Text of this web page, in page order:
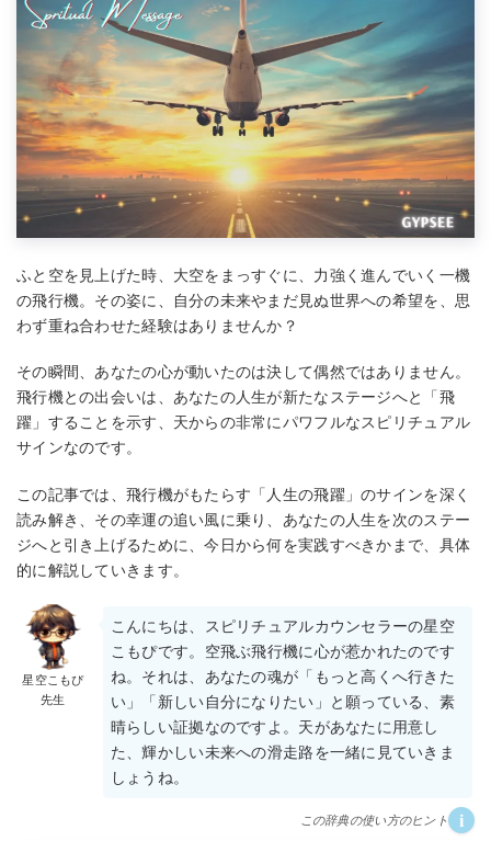
ふと空を見上げた時、大空をまっすぐに、力強く進んでいく一機
の飛行機。その姿に、自分の未来やまだ見ぬ世界への希望を、思
わず重ね合わせた経験はありませんか？
その瞬間、あなたの心が動いたのは決して偶然ではありません。
飛行機との出会いは、あなたの人生が新たなステージへと「飛
躍」することを示す、天からの非常にパワフルなスピリチュアル
サインなのです。
この記事では、飛行機がもたらす「人生の飛躍」のサインを深く
読み解き、その幸運の追い風に乗り、あなたの人生を次のステー
ジへと引き上げるために、今日から何を実践すべきかまで、具体
的に解説していきます。
星空こもぴ
先生
こんにちは、スピリチュアルカウンセラーの星空
こもぴです。空飛ぶ飛行機に心が惹かれたのです
ね。それは、あなたの魂が「もっと高くへ行きた
い」「新しい自分になりたい」と願っている、素
晴らしい証拠なのですよ。天があなたに用意し
た、輝かしい未来への滑走路を一緒に見ていきま
しょうね。
この辞典の使い方のヒント i